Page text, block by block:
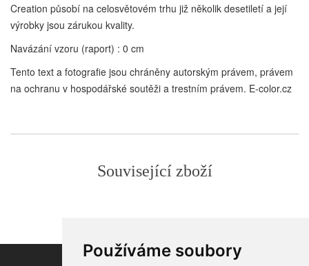
Používáme soubory
Creation působí na celosvětovém trhu již několik desetiletí a její
výrobky jsou zárukou kvality.
Navázání vzoru (raport) : 0 cm
Tento text a fotografie jsou chráněny autorským právem, právem
na ochranu v hospodářské soutěži a trestním právem. E-color.cz
Související zboží